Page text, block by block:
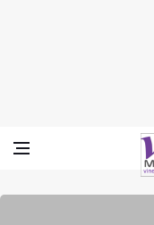
Vine Media
葡萄樹傳媒